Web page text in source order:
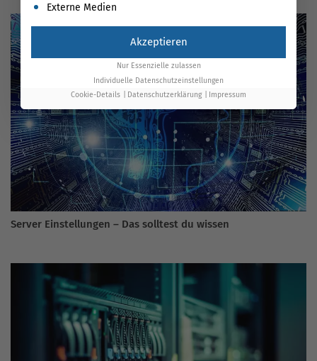
Server Einstellungen – Das solltest du wissen
Externe Medien
Akzeptieren
Nur Essenzielle zulassen
Individuelle Datenschutzeinstellungen
Cookie-Details
Datenschutzerklärung Impressum